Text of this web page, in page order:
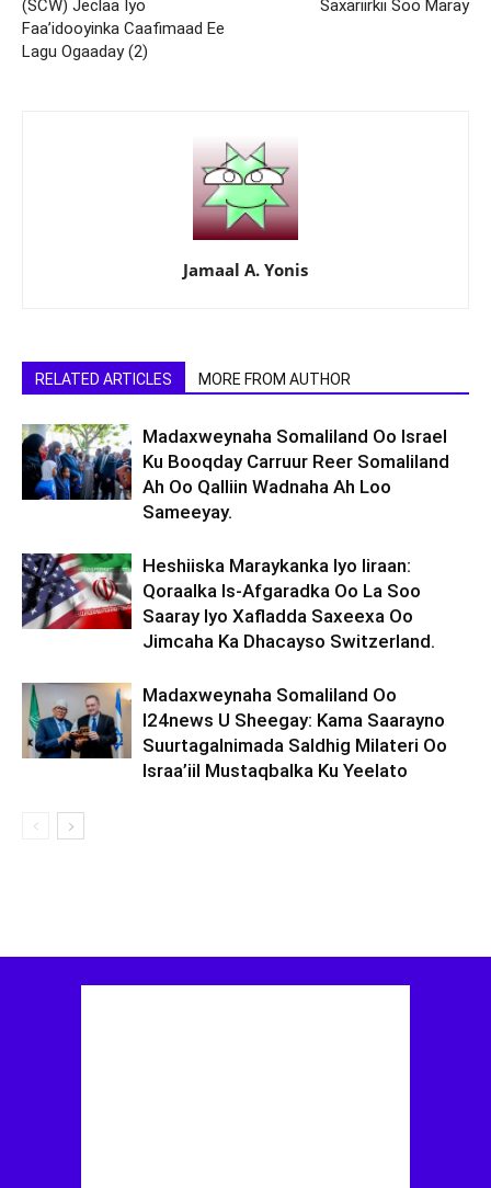
(SCW) Jeclaa Iyo
Faa’idooyinka Caafimaad Ee
Lagu Ogaaday (2)
Saxariirkii Soo Maray
Jamaal A. Yonis
RELATED ARTICLES MORE FROM AUTHOR
Madaxweynaha Somaliland Oo Israel
Ku Booqday Carruur Reer Somaliland
Ah Oo Qalliin Wadnaha Ah Loo
Sameeyay.
Heshiiska Maraykanka Iyo Iiraan:
Qoraalka Is-Afgaradka Oo La Soo
Saaray Iyo Xafladda Saxeexa Oo
Jimcaha Ka Dhacayso Switzerland.
Madaxweynaha Somaliland Oo
I24news U Sheegay: Kama Saarayno
Suurtagalnimada Saldhig Milateri Oo
Israa’iil Mustaqbalka Ku Yeelato